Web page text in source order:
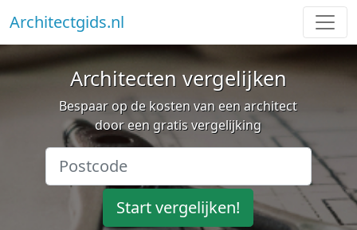
Architectgids.nl
Architecten vergelijken
Bespaar op de kosten van een architect
door een gratis vergelijking
Start vergelijken!